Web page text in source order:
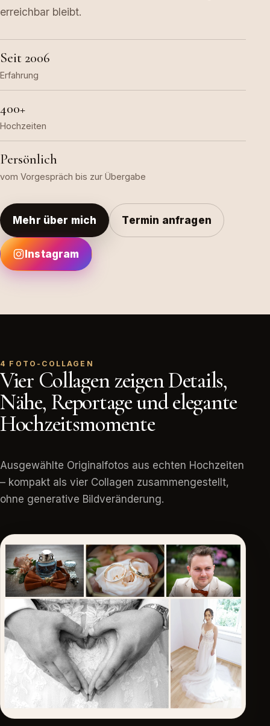
erreichbar bleibt.
Seit 2006
Erfahrung
400+
Hochzeiten
Persönlich
vom Vorgespräch bis zur Übergabe
Mehr über mich Termin anfragen
Instagram
4 FOTO-COLLAGEN
Vier Collagen zeigen Details,
Nähe, Reportage und elegante
Hochzeitsmomente
Ausgewählte Originalfotos aus echten Hochzeiten
– kompakt als vier Collagen zusammengestellt,
ohne generative Bildveränderung.